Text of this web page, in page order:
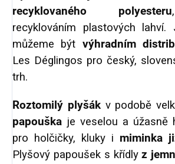
recyklovaného polyesteru
recyklováním plastových
můžeme být výhradním
Les Déglingos pro český,
trh.
Roztomilý plyšákv podobě
papouška je veselou a úžasně
pro holčičky, kluky i miminka
Plyšový papoušek s křídlyz